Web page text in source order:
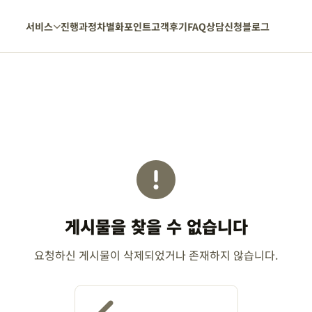
서비스 진행과정차별화포인트고객후기FAQ상담신청블로그
게시물을 찾을 수 없습니다
요청하신 게시물이 삭제되었거나 존재하지 않습니다.